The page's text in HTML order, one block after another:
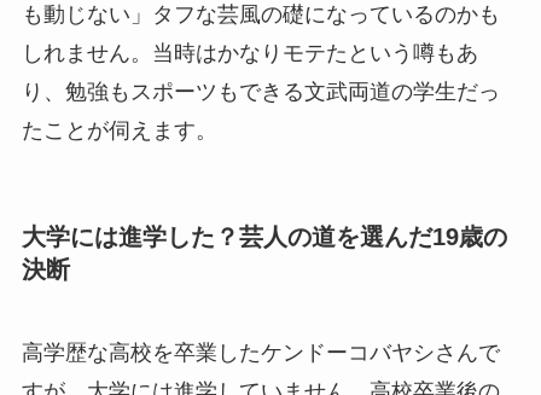
も動じない」タフな芸風の礎になっているのかも
しれません。当時はかなりモテたという噂もあ
り、勉強もスポーツもできる文武両道の学生だっ
たことが伺えます。
大学には進学した？芸人の道を選んだ19歳の
決断
高学歴な高校を卒業したケンドーコバヤシさんで